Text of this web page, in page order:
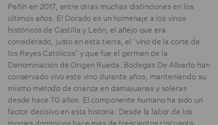
Peñín en 2017, entre otras muchas distinciones en los
últimos años. El Dorado es un homenaje a los vinos
históricos de Castilla y León, el añejo que era
considerado, justo en esta tierra, el ‘vino de la corte de
los Reyes Católicos’ y que fue el germen de la
Denominación de Origen Rueda. Bodegas De Alberto han
conservado vivo este vino durante años, manteniendo su
mismo método de crianza en damajuanas y soleras
desde hace 70 años. El componente humano ha sido un
factor decisivo en esta historia. Desde la labor de los
monjes dominicos hace más de trescientos cincuenta